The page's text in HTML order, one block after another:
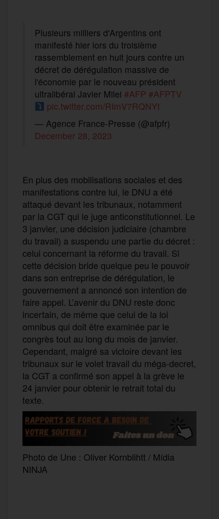
Plusieurs milliers d'Argentins ont
manifesté hier lors du troisième
rassemblement en huit jours contre un
décret de dérégulation massive de
l'économie par le nouveau président
ultralibéral Javier Milei #AFP #AFPTV
pic.twitter.com/RImV7RQNYt
— Agence France-Presse (@afpfr)
December 28, 2023
En plus des mobilisations sociales et des
manifestations contre lui, le DNU a été
attaqué devant les tribunaux, notamment
par la CGT qui le juge anticonstitutionnel. Le
3 janvier, une décision judiciaire (chambre
du travail) a suspendu une partie du décret :
celui concernant la réforme du travail. Si
cette décision bride quelque peu le pouvoir
dans son entreprise de dérégulation, le
gouvernement a annoncé son intention de
faire appel. L’avenir du DNU reste donc
incertain, de même que celui de la loi
omnibus qui doit être examinée par le
congrès tout au long du mois de janvier.
Cependant, malgré sa victoire devant les
tribunaux sur le volet travail du méga-decret,
la CGT a confirmé son appel à la grève le
24 janvier pour obtenir le retrait total du
texte.
Photo de Une : Oliver Kornblihtt / Mídia
NINJA